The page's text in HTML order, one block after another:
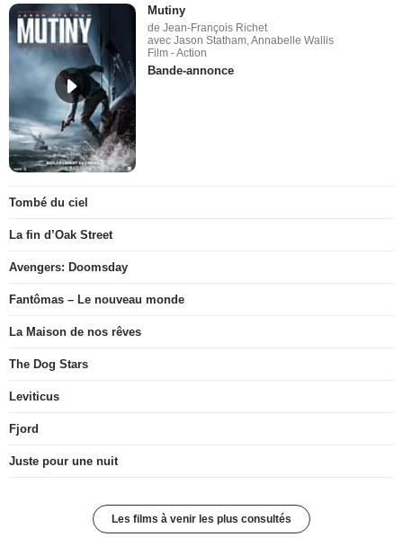
Mutiny
de Jean-François Richet
avec Jason Statham, Annabelle Wallis
Film - Action
Bande-annonce
Tombé du ciel
La fin d’Oak Street
Avengers: Doomsday
Fantômas – Le nouveau monde
La Maison de nos rêves
The Dog Stars
Leviticus
Fjord
Juste pour une nuit
Les films à venir les plus consultés